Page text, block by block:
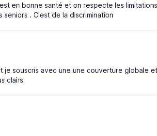
en bonne santé et on respecte les
. C'est de la discrimination
je souscris avec une une couverture globale
clairs